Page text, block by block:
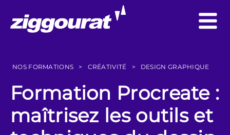
NOS FORMATIONS > CRÉATIVITÉ > DESIGN GRAPHIQUE
Formation Procreate :
maîtrisez les outils et